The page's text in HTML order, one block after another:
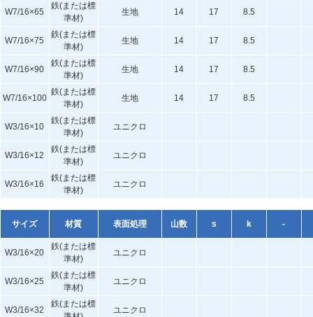
W7/16×65
鉄(または標
準材)
生地 14 17 8.5
W7/16×75
鉄(または標
準材)
生地 14 17 8.5
W7/16×90
鉄(または標
準材)
生地 14 17 8.5
W7/16×100
鉄(または標
準材)
生地 14 17 8.5
W3/16×10
鉄(または標
準材)
ユニクロ
W3/16×12
鉄(または標
準材)
ユニクロ
W3/16×16
鉄(または標
準材)
ユニクロ
サイズ 材質 表面処理 山数 s k -
W3/16×20
鉄(または標
準材)
ユニクロ
W3/16×25
鉄(または標
準材)
ユニクロ
W3/16×32
鉄(または標
ユニクロ